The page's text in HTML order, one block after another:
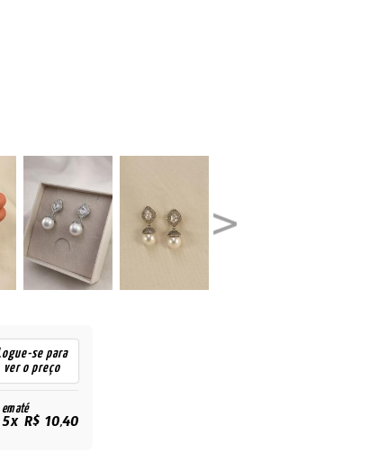
se para
ver o preço
em até
5x R$ 10,40